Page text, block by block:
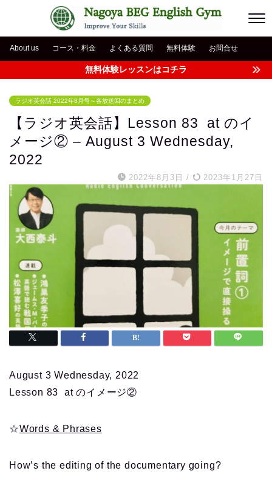
About us コース・料金 よくある質問 無料体験 お問合せ
無料体験レッスンはコチラ
ラジオ英会話 2022年8月号～各放送回のまとめ
【ラジオ英会話】Lesson 83 at のイ
メージ② – August 3 Wednesday,
2022
2022年8月3日 / 2023年1月27日
August 3 Wednesday, 2022
Lesson 83 at のイメージ②
☆Words & Phrases
How’s the editing of the documentary going?